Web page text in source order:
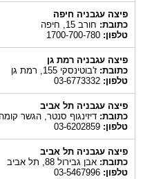
פיצה עגבניה חיפה
כתובת:חורב 15, חיפה
טלפון:1700-700-780
פיצה עגבניה רמת גן
כתובת:ז'בוטינסקי 155, רמת גן
טלפון:03-6773332
פיצה עגבניה תל אביב
כתובת:דיזינגוף סנטר, הגשר קומה 2, תל אביב
טלפון:03-6202859
פיצה עגבניה תל אביב
כתובת:אבן גבירול 88, תל אביב
טלפון:03-5467996